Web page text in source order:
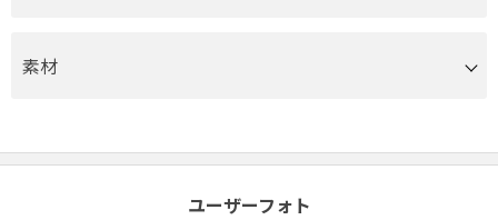
素材
ユーザーフォト